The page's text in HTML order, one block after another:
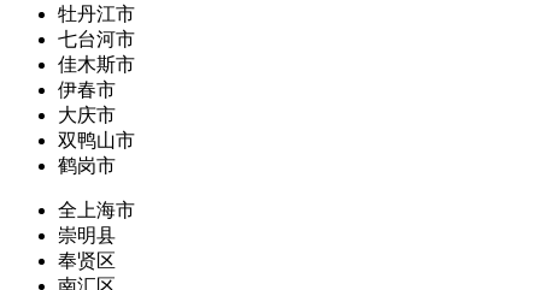
牡丹江市
七台河市
佳木斯市
伊春市
大庆市
双鸭山市
鹤岗市
全上海市
崇明县
奉贤区
南汇区